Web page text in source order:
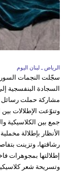
الرياض ـ لبنان اليوم
السجادة البنفسجية
مشاركة حملت رسائل
وتنوّعت الإطلالات بين
جمع بين الكلاسيكية
الأنظار بإطلالة
رشاقتها، وتزينت
إطلالتها بمجوهرات
وتسريحة شعر